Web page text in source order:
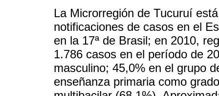
La Microrregión de Tucuruí
notificaciones de casos en el
en la 17ª de Brasil; en 2010,
1.786 casos en el período de
masculino; 45,0% en el grupo
enseñanza primaria como